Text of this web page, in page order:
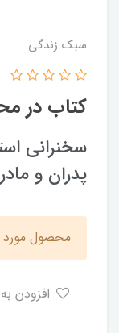
سبک زندگی
کتاب در
سخنراني
پدران و
محصول مورد